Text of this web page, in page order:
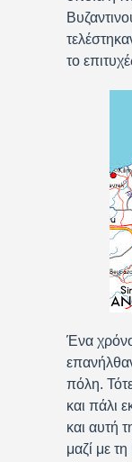
το
Ένα χρόνο
πόλη.
και πάλι
και αυτή
μαζί με